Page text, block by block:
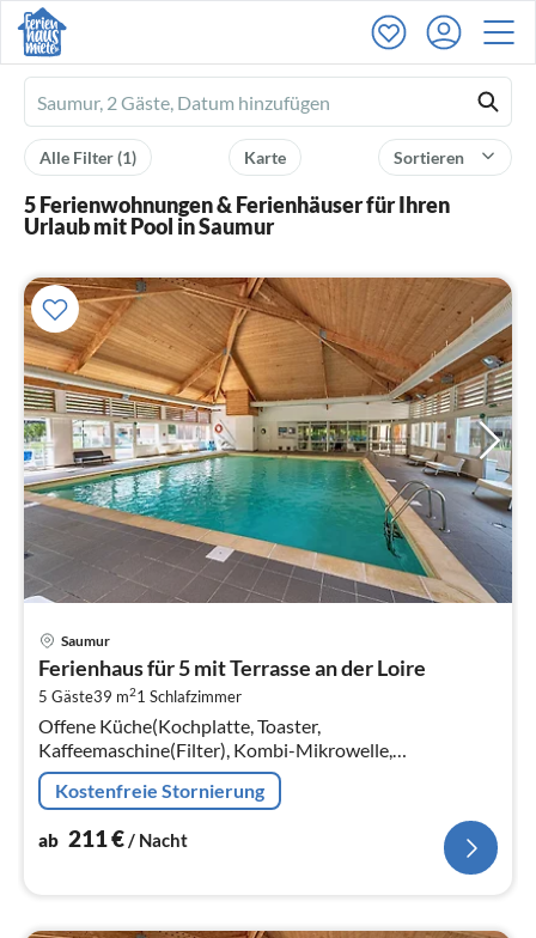
Ferienhausmiete
logo
Sortieren
Karte
Alle Filter(1)
5 Ferienwohnungen & Ferienhäuser für Ihren
Urlaub mit Pool in Saumur
Saumur
Ferienhaus für 5 mit Terrasse an der Loire
5 Gäste39 m21 Schlafzimmer
Offene Küche(Kochplatte, Toaster,
Kaffeemaschine(Filter), Kombi-Mikrowelle,
Spülmaschine, Kühl-/Gefrierkombination,
Waschbecken, ), Wohn/Esszimmer(Schlafcouch 1 Pers.
Kostenfreie Stornierung
ab 211€/ Nacht